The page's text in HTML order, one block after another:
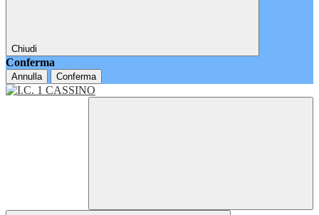
Chiudi
Conferma
Annulla Conferma